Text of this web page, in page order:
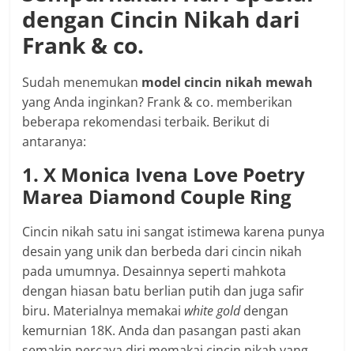
dengan Cincin Nikah dari
Frank & co.
Sudah menemukan model cincin nikah mewah
yang Anda inginkan? Frank & co. memberikan
beberapa rekomendasi terbaik. Berikut di
antaranya:
1. X Monica Ivena Love Poetry
Marea Diamond Couple Ring
Cincin nikah satu ini sangat istimewa karena punya
desain yang unik dan berbeda dari cincin nikah
pada umumnya. Desainnya seperti mahkota
dengan hiasan batu berlian putih dan juga safir
biru. Materialnya memakai white golddengan
kemurnian 18K. Anda dan pasangan pasti akan